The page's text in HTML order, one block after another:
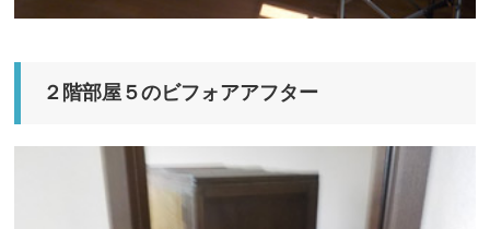
２階部屋５のビフォアアフター